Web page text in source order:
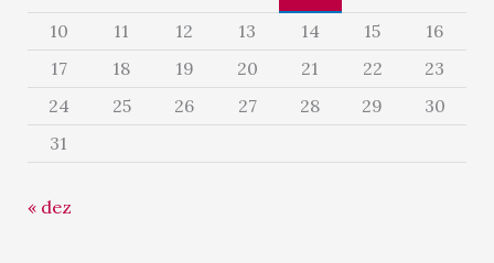
10
11 12 13 14 15
16
17
18 19 20 21 22
23
24
25 26 27 28 29
30
31
« dez